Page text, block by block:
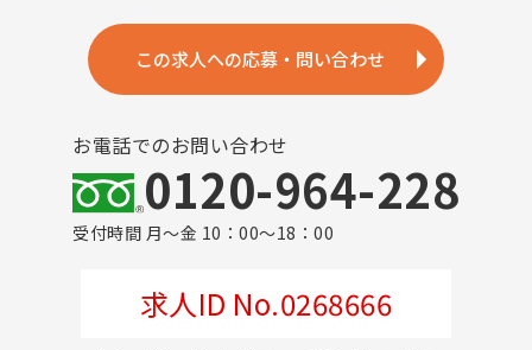
この求人への応募・問い合わせ
お電話でのお問い合わせ
0120-964-228
受付時間 月～金 10：00～18：00
求人ID No.0268666